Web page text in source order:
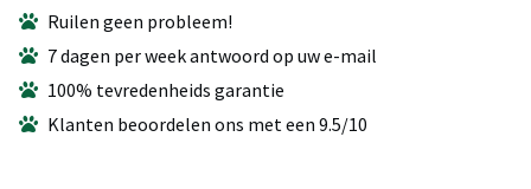
Ruilen geen probleem!
7 dagen per week antwoord op uw e-mail
100% tevredenheids garantie
Klanten beoordelen ons met een 9.5/10